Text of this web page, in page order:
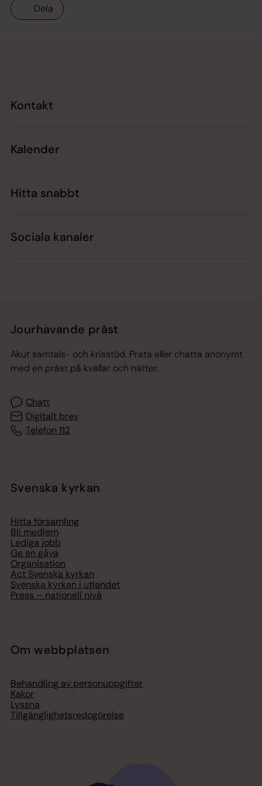
Dela
Kontakt
Kalender
Hitta snabbt
Sociala kanaler
Jourhavande präst
Akut samtals- och krisstöd. Prata eller chatta anonymt
med en präst på kvällar och nätter.
Chatt
Digitalt brev
Telefon 112
Svenska kyrkan
Hitta församling
Bli medlem
Lediga jobb
Ge en gåva
Organisation
Act Svenska kyrkan
Svenska kyrkan i utlandet
Press – nationell nivå
Om webbplatsen
Behandling av personuppgifter
Kakor
Lyssna
Tillgänglighetsredogörelse